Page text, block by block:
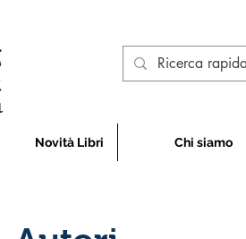
Novità Libri Chi siamo